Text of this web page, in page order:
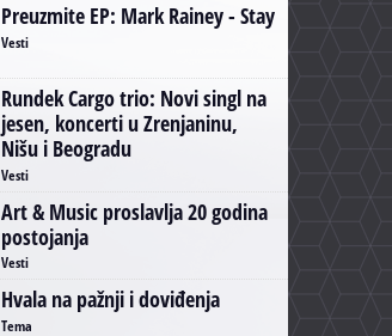
Preuzmite EP: Mark Rainey - Stay
Vesti
Rundek Cargo trio: Novi singl na
jesen, koncerti u Zrenjaninu,
Nišu i Beogradu
Vesti
Art & Music proslavlja 20 godina
postojanja
Vesti
Hvala na pažnji i doviđenja
Tema